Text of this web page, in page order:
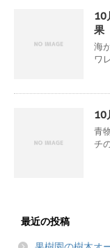
10
果
海
ワ
10
青
チ
最近の投稿